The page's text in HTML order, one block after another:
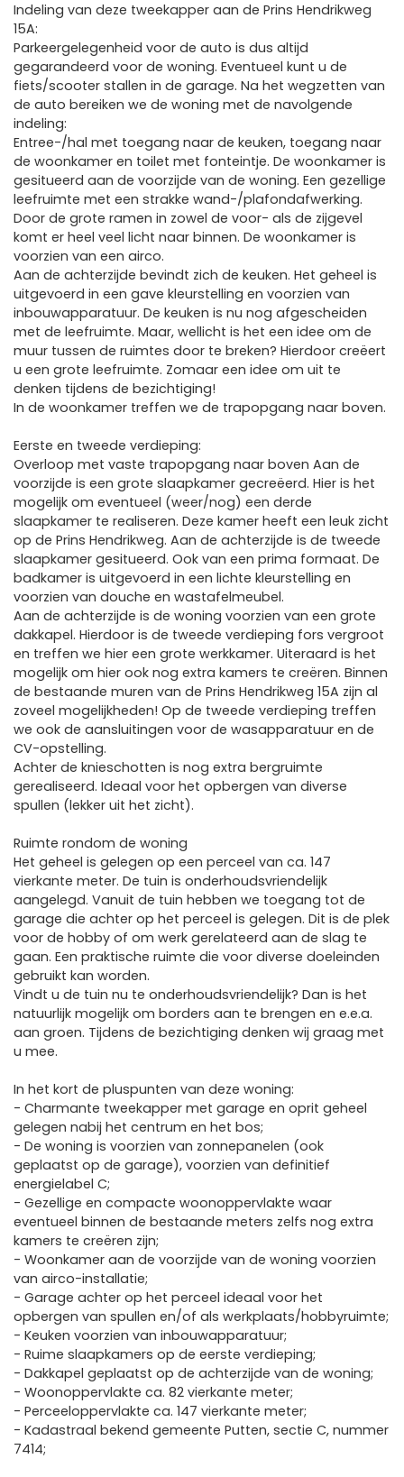
Indeling van deze tweekapper aan de Prins Hendrikweg
15A:
Parkeergelegenheid voor de auto is dus altijd
gegarandeerd voor de woning. Eventueel kunt u de
fiets/scooter stallen in de garage. Na het wegzetten van
de auto bereiken we de woning met de navolgende
indeling:
Entree-/hal met toegang naar de keuken, toegang naar
de woonkamer en toilet met fonteintje. De woonkamer is
gesitueerd aan de voorzijde van de woning. Een gezellige
leefruimte met een strakke wand-/plafondafwerking.
Door de grote ramen in zowel de voor- als de zijgevel
komt er heel veel licht naar binnen. De woonkamer is
voorzien van een airco.
Aan de achterzijde bevindt zich de keuken. Het geheel is
uitgevoerd in een gave kleurstelling en voorzien van
inbouwapparatuur. De keuken is nu nog afgescheiden
met de leefruimte. Maar, wellicht is het een idee om de
muur tussen de ruimtes door te breken? Hierdoor creëert
u een grote leefruimte. Zomaar een idee om uit te
denken tijdens de bezichtiging!
In de woonkamer treffen we de trapopgang naar boven.
Eerste en tweede verdieping:
Overloop met vaste trapopgang naar boven Aan de
voorzijde is een grote slaapkamer gecreëerd. Hier is het
mogelijk om eventueel (weer/nog) een derde
slaapkamer te realiseren. Deze kamer heeft een leuk zicht
op de Prins Hendrikweg. Aan de achterzijde is de tweede
slaapkamer gesitueerd. Ook van een prima formaat. De
badkamer is uitgevoerd in een lichte kleurstelling en
voorzien van douche en wastafelmeubel.
Aan de achterzijde is de woning voorzien van een grote
dakkapel. Hierdoor is de tweede verdieping fors vergroot
en treffen we hier een grote werkkamer. Uiteraard is het
mogelijk om hier ook nog extra kamers te creëren. Binnen
de bestaande muren van de Prins Hendrikweg 15A zijn al
zoveel mogelijkheden! Op de tweede verdieping treffen
we ook de aansluitingen voor de wasapparatuur en de
CV-opstelling.
Achter de knieschotten is nog extra bergruimte
gerealiseerd. Ideaal voor het opbergen van diverse
spullen (lekker uit het zicht).
Ruimte rondom de woning
Het geheel is gelegen op een perceel van ca. 147
vierkante meter. De tuin is onderhoudsvriendelijk
aangelegd. Vanuit de tuin hebben we toegang tot de
garage die achter op het perceel is gelegen. Dit is de plek
voor de hobby of om werk gerelateerd aan de slag te
gaan. Een praktische ruimte die voor diverse doeleinden
gebruikt kan worden.
Vindt u de tuin nu te onderhoudsvriendelijk? Dan is het
natuurlijk mogelijk om borders aan te brengen en e.e.a.
aan groen. Tijdens de bezichtiging denken wij graag met
u mee.
In het kort de pluspunten van deze woning:
- Charmante tweekapper met garage en oprit geheel
gelegen nabij het centrum en het bos;
- De woning is voorzien van zonnepanelen (ook
geplaatst op de garage), voorzien van definitief
energielabel C;
- Gezellige en compacte woonoppervlakte waar
eventueel binnen de bestaande meters zelfs nog extra
kamers te creëren zijn;
- Woonkamer aan de voorzijde van de woning voorzien
van airco-installatie;
- Garage achter op het perceel ideaal voor het
opbergen van spullen en/of als werkplaats/hobbyruimte;
- Keuken voorzien van inbouwapparatuur;
- Ruime slaapkamers op de eerste verdieping;
- Dakkapel geplaatst op de achterzijde van de woning;
- Woonoppervlakte ca. 82 vierkante meter;
- Perceeloppervlakte ca. 147 vierkante meter;
- Kadastraal bekend gemeente Putten, sectie C, nummer
7414;